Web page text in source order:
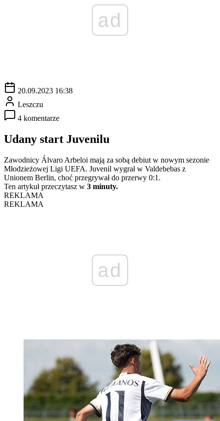
ad
20.09.2023 16:38
Leszczu
4 komentarze
Udany start Juvenilu
Zawodnicy Álvaro Arbeloi mają za sobą debiut w nowym sezonie
Młodzieżowej Ligi UEFA. Juvenil wygrał w Valdebebas z
Unionem Berlin, choć przegrywał do przerwy 0:1.
Ten artykuł przeczytasz w 3 minuty.
REKLAMA
REKLAMA
ad